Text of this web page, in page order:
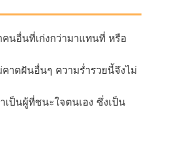
นอื่นที่เก่งกว่ามาแทนที่ หรือ
าดฝันอื่นๆ ความร่ำรวยนี้จึงไม่
ป็นผู้ที่ชนะใจตนเอง ซึ่งเป็น